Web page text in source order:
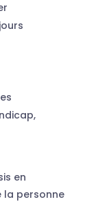
en
la personne